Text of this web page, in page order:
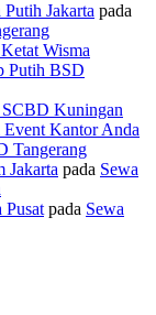
Jakarta pada
Wisma
Putih BSD
Kuningan
Event Kantor Anda
Tangerang
Jakarta pada Sewa
Pusat pada Sewa